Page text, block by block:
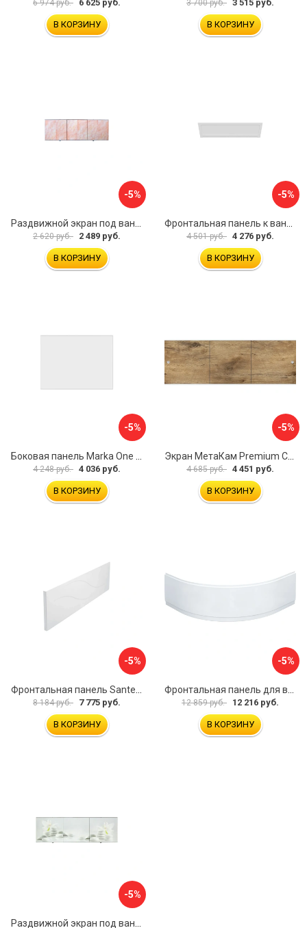
6 974 руб. 6 625 руб.
В КОРЗИНУ
3 700 руб. 3 515 руб.
В КОРЗИНУ
-5%
2 620 руб. 2 489 руб.
В КОРЗИНУ
-5%
4 501 руб. 4 276 руб.
В КОРЗИНУ
-5%
Боковая панель Marka One Flat 80 MG L 02бфл80мгл
4 248 руб. 4 036 руб.
В КОРЗИНУ
-5%
Экран МетаКам Premium Collection 4650208860133
4 685 руб. 4 451 руб.
В КОРЗИНУ
-5%
8 184 руб. 7 775 руб.
В КОРЗИНУ
-5%
12 859 руб. 12 216 руб.
В КОРЗИНУ
-5%